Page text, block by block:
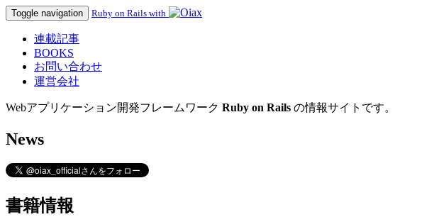
Toggle navigation Ruby on Rails with
連載記事
BOOKS
お問い合わせ
運営会社
Webアプリケーション開発フレームワーク Ruby on Rails の情報サイトです。
News
書籍情報